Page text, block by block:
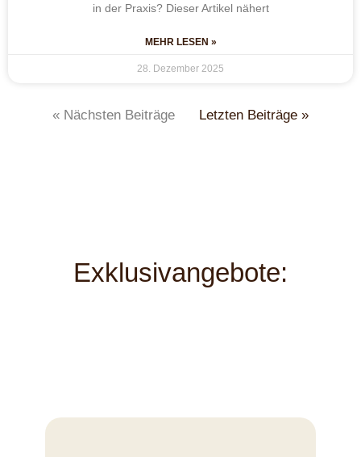
in der Praxis? Dieser Artikel nähert
MEHR LESEN »
28. Dezember 2025
« Nächsten Beiträge Letzten Beiträge »
Exklusivangebote: